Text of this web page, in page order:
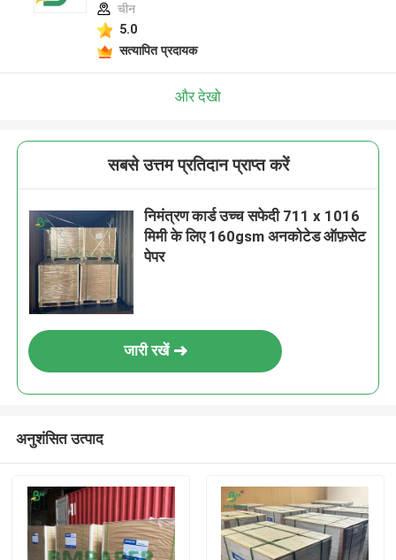
चीन
5.0
सत्यापित प्रदायक
और देखो
सबसे उत्तम प्रतिदान प्राप्त करें
निमंत्रण कार्ड उच्च सफेदी 711 x 1016
मिमी के लिए 160gsm अनकोटेड ऑफ़सेट
पेपर
जारी रखें
अनुशंसित उत्पाद